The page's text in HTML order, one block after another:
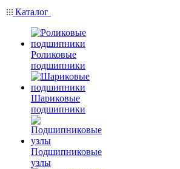
Каталог
Роликовые
подшипники
Шариковые
подшипники
Подшипниковые
узлы